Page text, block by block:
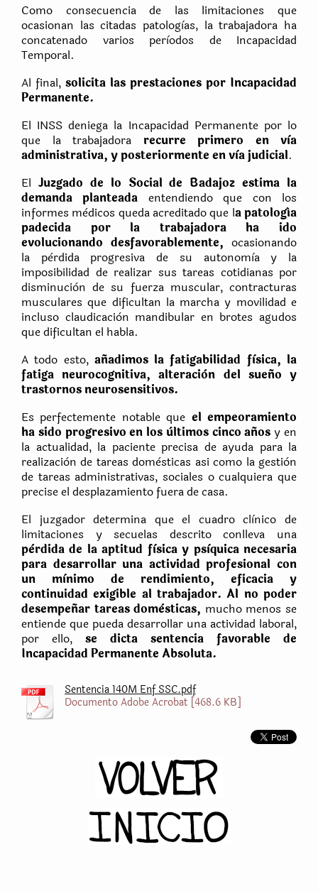
Como consecuencia de las limitaciones que
ocasionan las citadas patologìas, la trabajadora ha
concatenado varios perìodos de Incapacidad
Temporal.
Al final, solicita las prestaciones por Incapacidad
Permanente.
El INSS deniega la Incapacidad Permanente por lo
que la trabajadora recurre primero en vìa
administrativa, y posteriormente en vìa judicial.
El Juzgado de lo Social de Badajoz estima la
demanda planteada entendiendo que con los
informes mèdicos queda acreditado que la patología
padecida por la trabajadora ha ido
evolucionando desfavorablemente, ocasionando
la pèrdida progresiva de su autonomìa y la
imposibilidad de realizar sus tareas cotidianas por
disminuciòn de su fuerza muscular, contracturas
musculares que dificultan la marcha y movilidad e
incluso claudicaciòn mandibular en brotes agudos
que dificultan el habla.
A todo esto, añadimos la fatigabilidad fìsica, la
fatiga neurocognitiva, alteraciòn del sueño y
trastornos neurosensitivos.
Es perfectemente notable que el empeoramiento
ha sido progresivo en los ùltimos cinco años y en
la actualidad, la paciente precisa de ayuda para la
realizaciòn de tareas domèsticas asi como la gestiòn
de tareas administrativas, sociales o cualquiera que
precise el desplazamiento fuera de casa.
El juzgador determina que el cuadro clìnico de
limitaciones y secuelas descrito conlleva una
pèrdida de la aptitud fìsica y psìquica necesaria
para desarrollar una actividad profesional con
un mìnimo de rendimiento, eficacia y
continuidad exigible al trabajador. Al no poder
desempeñar tareas domèsticas, mucho menos se
entiende que pueda desarrollar una actividad laboral,
por ello, se dicta sentencia favorable de
Incapacidad Permanente Absoluta.
Sentencia 140M Enf SSC.pdf
Documento Adobe Acrobat [468.6 KB]